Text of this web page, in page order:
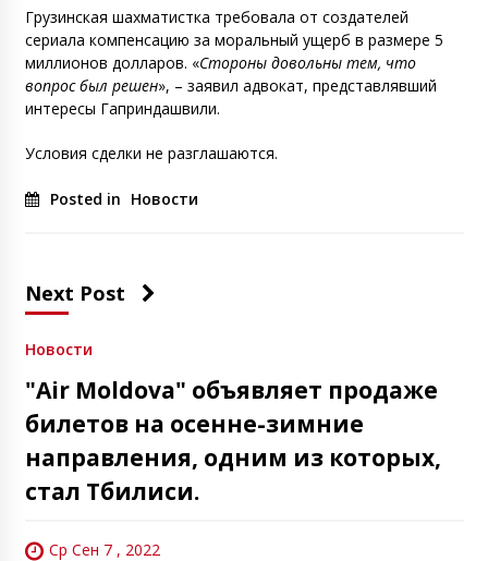
Грузинская шахматистка требовала от создателей
сериала компенсацию за моральный ущерб в размере 5
миллионов долларов. «Стороны довольны тем, что
вопрос был решен», – заявил адвокат, представлявший
интересы Гаприндашвили.
Условия сделки не разглашаются.
Posted in Новости
Next Post
Новости
"Air Moldova" объявляет продаже
билетов на осенне-зимние
направления, одним из которых,
стал Тбилиси.
Ср Сен 7 , 2022